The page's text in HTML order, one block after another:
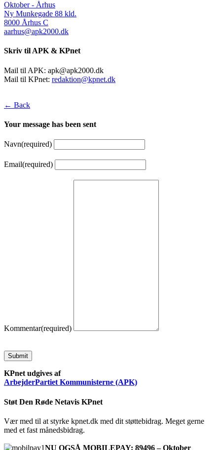
Oktober - Århus
Ny Munkegade 88 kld.
8000 Århus C
aarhus@apk2000.dk
Skriv til APK & KPnet
Mail til APK: apk@apk2000.dk
Mail til KPnet: redaktion@kpnet.dk
← Back
Your message has been sent
Navn(required)
Email(required)
Kommentar(required)
Submit
KPnet udgives af
ArbejderPartiet Kommunisterne (APK)
Støt Den Røde Netavis KPnet
Vær med til at styrke kpnet.dk med dit støttebidrag. Meget gerne
med et fast månedsbidrag.
NU OGSÅ MOBILEPAY: 89496 – Oktober